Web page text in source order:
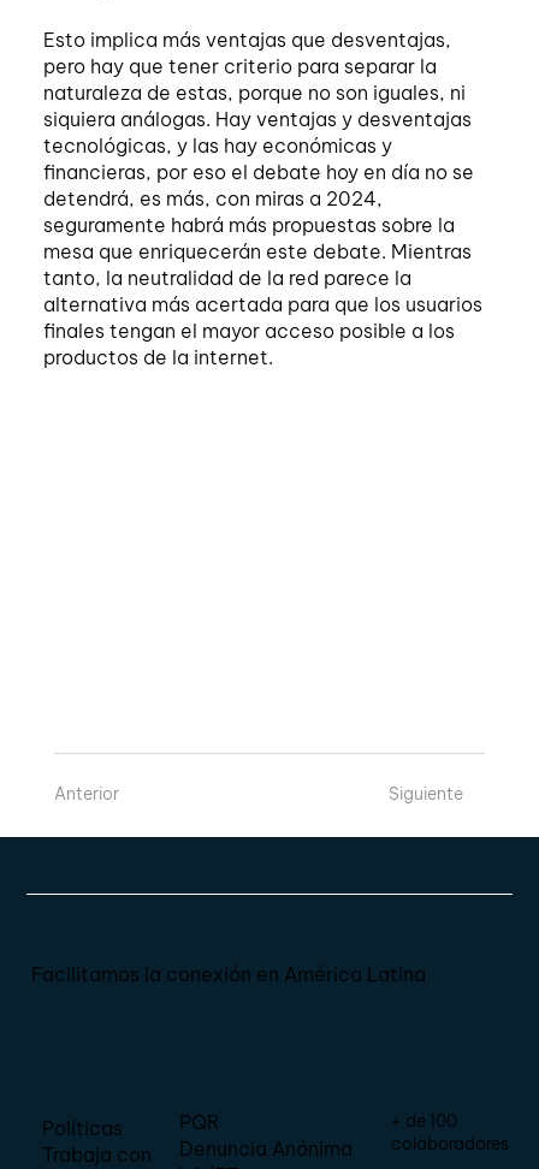
Esto implica más ventajas que desventajas,
pero hay que tener criterio para separar la
naturaleza de estas, porque no son iguales, ni
siquiera análogas. Hay ventajas y desventajas
tecnológicas, y las hay económicas y
financieras, por eso el debate hoy en día no se
detendrá, es más, con miras a 2024,
seguramente habrá más propuestas sobre la
mesa que enriquecerán este debate. Mientras
tanto, la neutralidad de la red parece la
alternativa más acertada para que los usuarios
finales tengan el mayor acceso posible a los
productos de la internet.
Anterior Siguiente
Facilitamos la conexión en América Latina
Políticas
Trabaja con
PQR
Denuncia Anónima
+ de 100
colaboradores